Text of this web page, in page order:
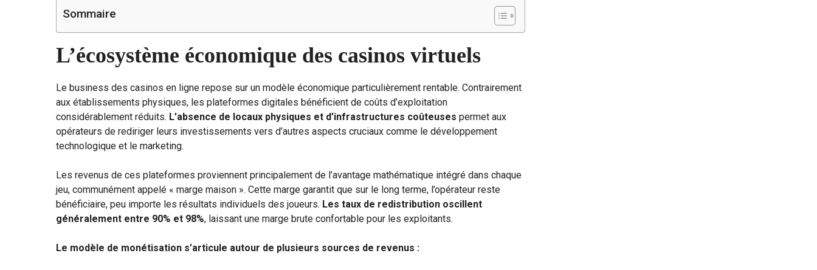
Sommaire
L’écosystème économique des casinos virtuels
Le business des casinos en ligne repose sur un modèle économique particulièrement rentable. Contrairement
aux établissements physiques, les plateformes digitales bénéficient de coûts d’exploitation
considérablement réduits. L’absence de locaux physiques et d’infrastructures coûteuses permet aux
opérateurs de rediriger leurs investissements vers d’autres aspects cruciaux comme le développement
technologique et le marketing.
Les revenus de ces plateformes proviennent principalement de l’avantage mathématique intégré dans chaque
jeu, communément appelé « marge maison ». Cette marge garantit que sur le long terme, l’opérateur reste
bénéficiaire, peu importe les résultats individuels des joueurs. Les taux de redistribution oscillent
généralement entre 90% et 98%, laissant une marge brute confortable pour les exploitants.
Le modèle de monétisation s’articule autour de plusieurs sources de revenus :